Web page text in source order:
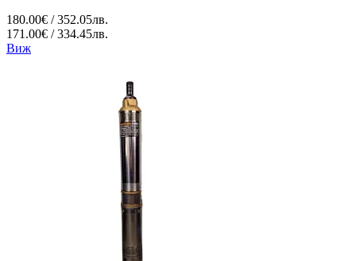
180.00€ / 352.05лв.
171.00€ / 334.45лв.
Виж